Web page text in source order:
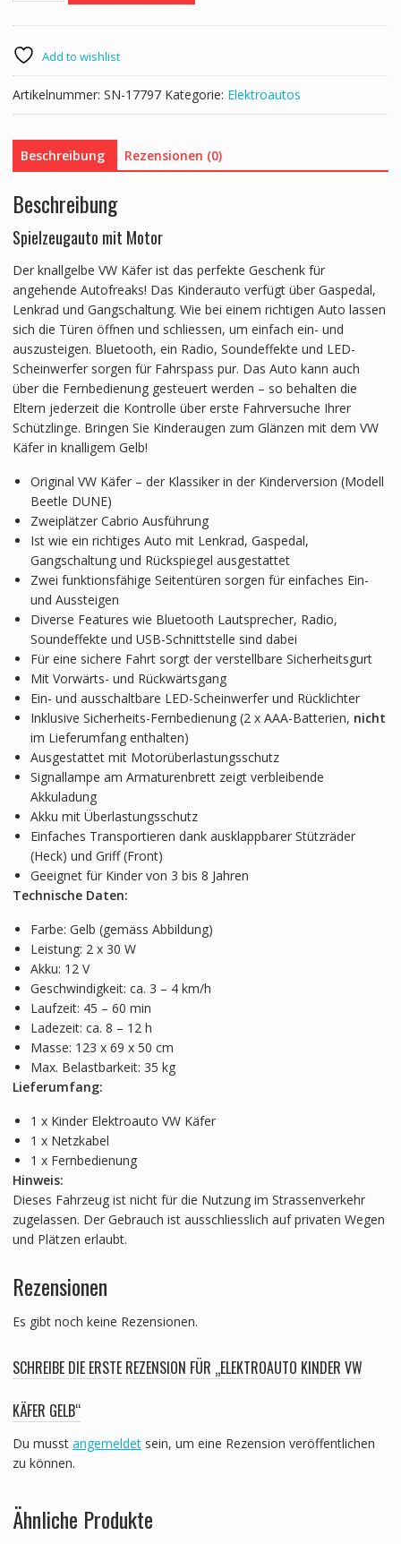
gelb
Menge
Add to wishlist
Artikelnummer: SN-17797 Kategorie: Elektroautos
Beschreibung Rezensionen (0)
Beschreibung
Spielzeugauto mit Motor
Der knallgelbe VW Käfer ist das perfekte Geschenk für
angehende Autofreaks! Das Kinderauto verfügt über Gaspedal,
Lenkrad und Gangschaltung. Wie bei einem richtigen Auto lassen
sich die Türen öffnen und schliessen, um einfach ein- und
auszusteigen. Bluetooth, ein Radio, Soundeffekte und LED-
Scheinwerfer sorgen für Fahrspass pur. Das Auto kann auch
über die Fernbedienung gesteuert werden – so behalten die
Eltern jederzeit die Kontrolle über erste Fahrversuche Ihrer
Schützlinge. Bringen Sie Kinderaugen zum Glänzen mit dem VW
Käfer in knalligem Gelb!
Original VW Käfer – der Klassiker in der Kinderversion (Modell
Beetle DUNE)
Zweiplätzer Cabrio Ausführung
Ist wie ein richtiges Auto mit Lenkrad, Gaspedal,
Gangschaltung und Rückspiegel ausgestattet
Zwei funktionsfähige Seitentüren sorgen für einfaches Ein-
und Aussteigen
Diverse Features wie Bluetooth Lautsprecher, Radio,
Soundeffekte und USB-Schnittstelle sind dabei
Für eine sichere Fahrt sorgt der verstellbare Sicherheitsgurt
Mit Vorwärts- und Rückwärtsgang
Ein- und ausschaltbare LED-Scheinwerfer und Rücklichter
Inklusive Sicherheits-Fernbedienung (2 x AAA-Batterien, nicht
im Lieferumfang enthalten)
Ausgestattet mit Motorüberlastungsschutz
Signallampe am Armaturenbrett zeigt verbleibende
Akkuladung
Akku mit Überlastungsschutz
Einfaches Transportieren dank ausklappbarer Stützräder
(Heck) und Griff (Front)
Geeignet für Kinder von 3 bis 8 Jahren
Technische Daten:
Farbe: Gelb (gemäss Abbildung)
Leistung: 2 x 30 W
Akku: 12 V
Geschwindigkeit: ca. 3 – 4 km/h
Laufzeit: 45 – 60 min
Ladezeit: ca. 8 – 12 h
Masse: 123 x 69 x 50 cm
Max. Belastbarkeit: 35 kg
Lieferumfang:
1 x Kinder Elektroauto VW Käfer
1 x Netzkabel
1 x Fernbedienung
Hinweis:
Dieses Fahrzeug ist nicht für die Nutzung im Strassenverkehr
zugelassen. Der Gebrauch ist ausschliesslich auf privaten Wegen
und Plätzen erlaubt.
Rezensionen
Es gibt noch keine Rezensionen.
SCHREIBE DIE ERSTE REZENSION FÜR „ELEKTROAUTO KINDER VW
KÄFER GELB“
Du musst angemeldetsein, um eine Rezension veröffentlichen
zu können.
Ähnliche Produkte